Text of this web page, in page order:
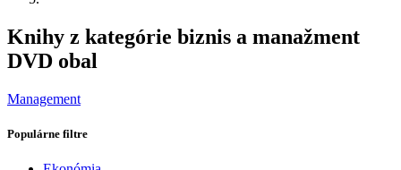
Knihy z kategórie biznis a manažment
DVD obal
Management
Populárne filtre